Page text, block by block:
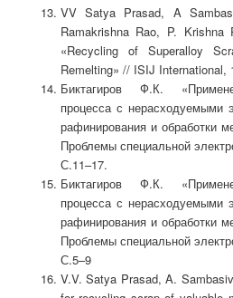
VV Satya Prasad, A
Ramakrishna Rao, P.
«Recycling of Superalloy
Remelting» // ISIJ
Биктагиров Ф.К.
процесса с нерасходуемыми
рафинирования и обработки
Проблемы специальной
С.11–17.
Биктагиров Ф.К.
процесса с нерасходуемыми
рафинирования и обработки
Проблемы специальной
С.5–9
V.V. Satya Prasad, A.